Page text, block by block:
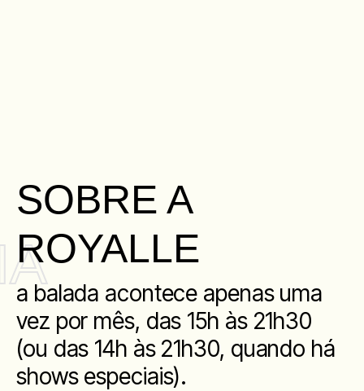
SOBRE A
ROYALLE
a balada acontece apenas uma
vez por mês, das 15h às 21h30
(ou das 14h às 21h30, quando há
shows especiais).